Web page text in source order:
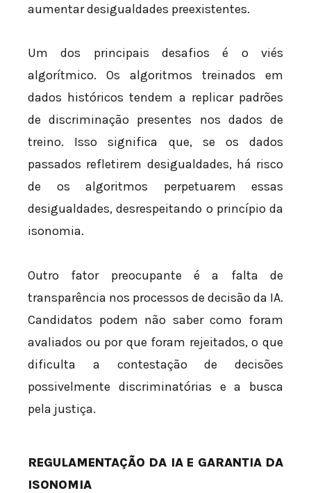
aumentar desigualdades preexistentes.
Um dos principais desafios é o viés
algorítmico. Os algoritmos treinados em
dados históricos tendem a replicar padrões
de discriminação presentes nos dados de
treino. Isso significa que, se os dados
passados refletirem desigualdades, há risco
de os algoritmos perpetuarem essas
desigualdades, desrespeitando o princípio da
isonomia.
Outro fator preocupante é a falta de
transparência nos processos de decisão da IA.
Candidatos podem não saber como foram
avaliados ou por que foram rejeitados, o que
dificulta a contestação de decisões
possivelmente discriminatórias e a busca
pela justiça.
REGULAMENTAÇÃO DA IA E GARANTIA DA
ISONOMIA